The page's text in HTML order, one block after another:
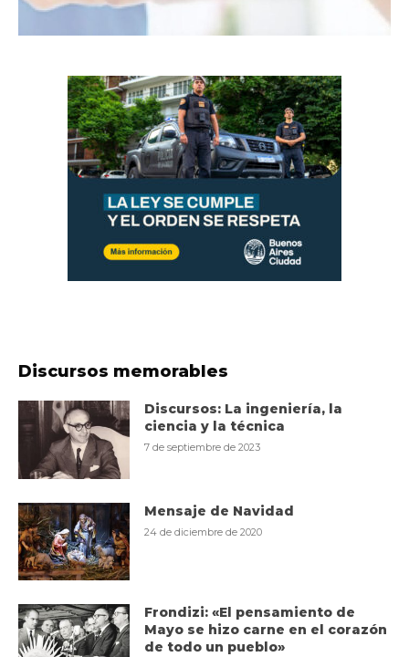
Discursos memorables
Discursos: La ingeniería, la
ciencia y la técnica
7 de septiembre de 2023
Mensaje de Navidad
24 de diciembre de 2020
Frondizi: «El pensamiento de
Mayo se hizo carne en el corazón
de todo un pueblo»